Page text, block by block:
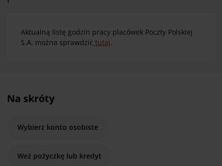
Aktualną listę godzin pracy placówek Poczty Polskiej
S.A. można sprawdzić tutaj.
Na skróty
Wybierz konto osobiste
Weź pożyczkę lub kredyt